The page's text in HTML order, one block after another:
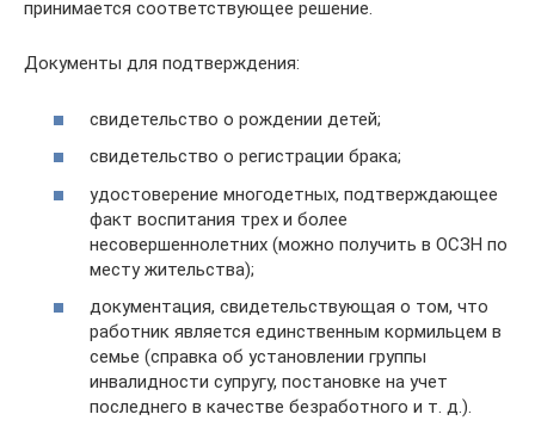
принимается соответствующее решение.
Документы для подтверждения:
свидетельство о рождении детей;
свидетельство о регистрации брака;
удостоверение многодетных, подтверждающее
факт воспитания трех и более
несовершеннолетних (можно получить в ОСЗН по
месту жительства);
документация, свидетельствующая о том, что
работник является единственным кормильцем в
семье (справка об установлении группы
инвалидности супругу, постановке на учет
последнего в качестве безработного и т. д.).